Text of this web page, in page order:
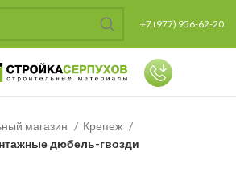
+7 (977) 956-62-20
магазин
Крепеж
дюбель-гвозди